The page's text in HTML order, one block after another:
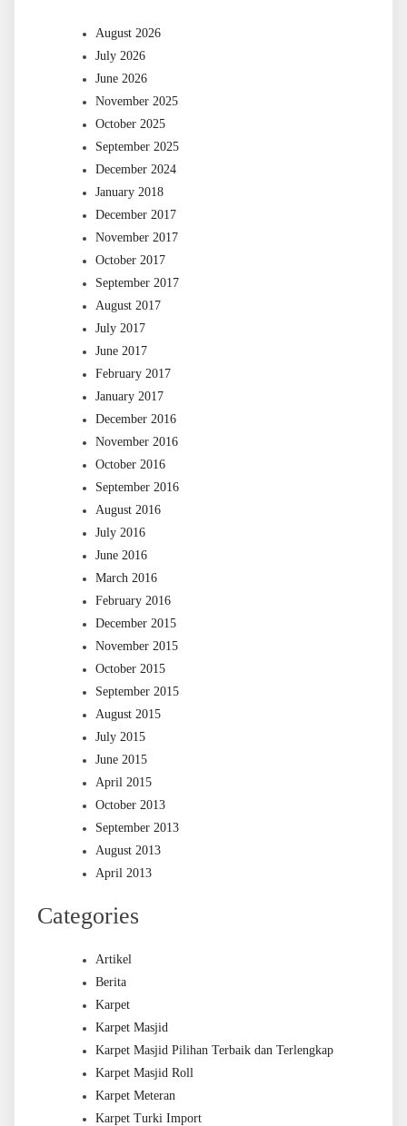
August 2026
July 2026
June 2026
November 2025
October 2025
September 2025
December 2024
January 2018
December 2017
November 2017
October 2017
September 2017
August 2017
July 2017
June 2017
February 2017
January 2017
December 2016
November 2016
October 2016
September 2016
August 2016
July 2016
June 2016
March 2016
February 2016
December 2015
November 2015
October 2015
September 2015
August 2015
July 2015
June 2015
April 2015
October 2013
September 2013
August 2013
April 2013
Categories
Artikel
Berita
Karpet
Karpet Masjid
Karpet Masjid Pilihan Terbaik dan Terlengkap
Karpet Masjid Roll
Karpet Meteran
Karpet Turki Import